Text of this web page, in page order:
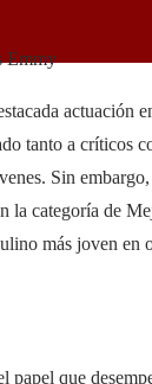
Emmy
actuación
tanto a críticos
Sin
la categoría de
más joven en
papel que